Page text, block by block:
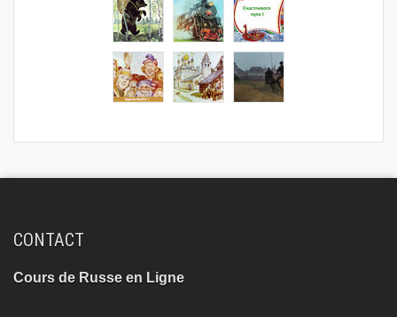
CONTACT
Cours de Russe en Ligne